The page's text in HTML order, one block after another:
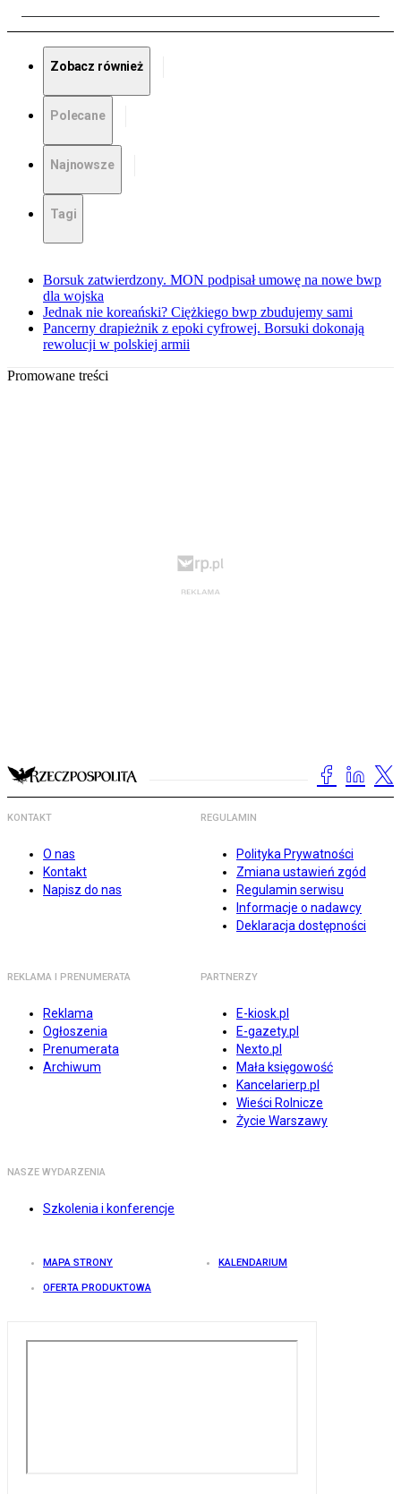
Zobacz również
Polecane
Najnowsze
Tagi
Borsuk zatwierdzony. MON podpisał umowę na nowe bwp
dla wojska
Jednak nie koreański? Ciężkiego bwp zbudujemy sami
Pancerny drapieżnik z epoki cyfrowej. Borsuki dokonają
rewolucji w polskiej armii
Promowane treści
KONTAKT
O nas
Kontakt
Napisz do nas
REGULAMIN
Polityka Prywatności
Zmiana ustawień zgód
Regulamin serwisu
Informacje o nadawcy
Deklaracja dostępności
REKLAMA I PRENUMERATA
Reklama
Ogłoszenia
Prenumerata
Archiwum
PARTNERZY
E-kiosk.pl
E-gazety.pl
Nexto.pl
Mała księgowość
Kancelarierp.pl
Wieści Rolnicze
Życie Warszawy
NASZE WYDARZENIA
Szkolenia i konferencje
MAPA STRONY KALENDARIUM
OFERTA PRODUKTOWA